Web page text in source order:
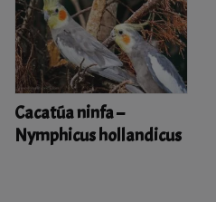
Cacatúa ninfa –
Nymphicus hollandicus